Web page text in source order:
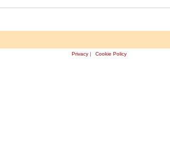
Privacy | Cookie Policy